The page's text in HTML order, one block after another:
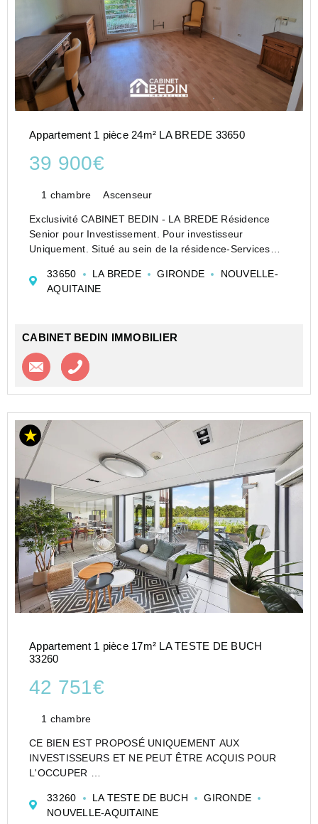
Appartement 1 pièce 24m² LA BREDE 33650
39 900€
1 chambre Ascenseur
Exclusivité CABINET BEDIN - LA BREDE Résidence
Senior pour Investissement. Pour investisseur
Uniquement. Situé au sein de la résidence-Services
studio est composé d'une entrée, d'une cuisi...
33650 LA BREDE GIRONDE
NOUVELLE-
AQUITAINE
CABINET BEDIN IMMOBILIER
Contacter l'agence
Appartement 1 pièce 17m² LA TESTE DE BUCH
33260
42 751€
1 chambre
CE BIEN EST PROPOSÉ UNIQUEMENT AUX
INVESTISSEURS ET NE PEUT ÊTRE ACQUIS POUR
L'OCCUPER
TOURISME DE TYPE STUDIO DE 17 M² À LA TESTE
DE BUCH - LES OCÉANIDES - GESTOCEANIDES
33260 LA TESTE DE BUCH
GIRONDE
NOUVELLE-AQUITAINE